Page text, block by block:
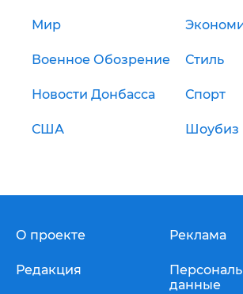
Мир
Военное Обозрение Стиль
Новости Донбасса Спорт
США Шоубиз
О проекте
Редакция
Реклама
данные